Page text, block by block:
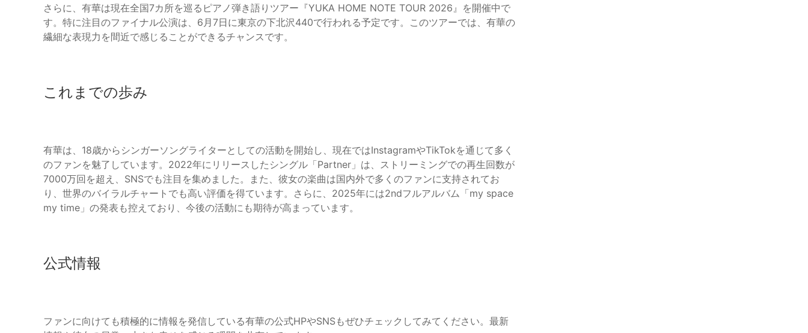
さらに、有華は現在全国7カ所を巡るピアノ弾き語りツアー『YUKA HOME NOTE TOUR 2026』を開催中で
す。特に注目のファイナル公演は、6月7日に東京の下北沢440で行われる予定です。このツアーでは、有華の
繊細な表現力を間近で感じることができるチャンスです。
これまでの歩み
有華は、18歳からシンガーソングライターとしての活動を開始し、現在ではInstagramやTikTokを通じて多く
のファンを魅了しています。2022年にリリースしたシングル「Partner」は、ストリーミングでの再生回数が
7000万回を超え、SNSでも注目を集めました。また、彼女の楽曲は国内外で多くのファンに支持されてお
り、世界のバイラルチャートでも高い評価を得ています。さらに、2025年には2ndフルアルバム「my space
my time」の発表も控えており、今後の活動にも期待が高まっています。
公式情報
ファンに向けても積極的に情報を発信している有華の公式HPやSNSもぜひチェックしてみてください。最新